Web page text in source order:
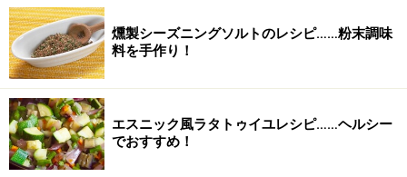
燻製シーズニングソルトのレシピ……粉末調味
料を手作り！
エスニック風ラタトゥイユレシピ……ヘルシー
でおすすめ！